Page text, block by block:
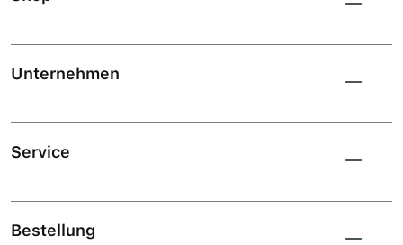
Unternehmen
Service
Bestellung